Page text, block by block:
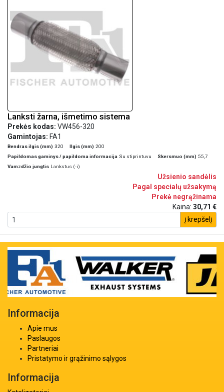
Lanksti žarna, išmetimo sistema
Prekės kodas: VW456-320
Gamintojas: FA1
Bendras ilgis (mm) 320 Ilgis (mm) 200
Papildomas gaminys / papildoma informacija Su stiprintuvu Skersmuo (mm) 55,7
Vamzdžio jungtis Lankstus (-i)
Užsienio sandėlis
Pagal specialų užsakymą
Prekė negrąžinama
Kaina: 30,71 €
į krepšelį
Informacija
Apie mus
Paslaugos
Partneriai
Pristatymo ir grąžinimo sąlygos
Informacija